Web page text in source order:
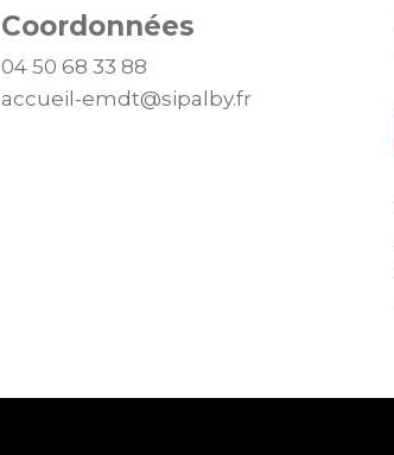
Coordonnées
04 50 68 33 88
accueil-emdt@sipalby.fr